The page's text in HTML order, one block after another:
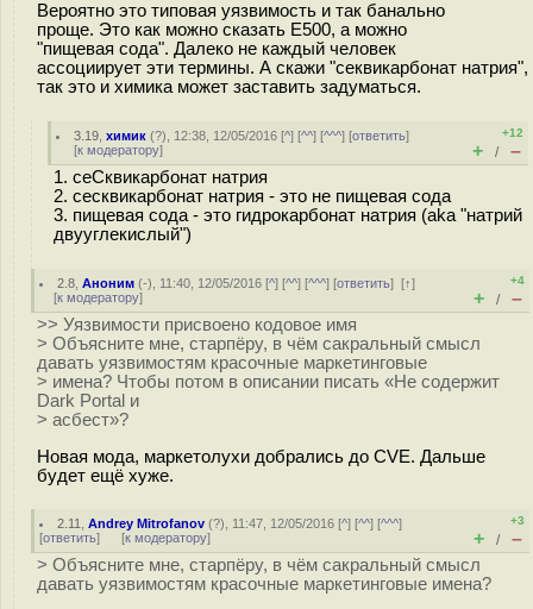
Вероятно это типовая уязвимость и так банально
проще. Это как можно сказать Е500, а можно
"пищевая сода". Далеко не каждый человек
ассоциирует эти термины. А скажи "секвикарбонат натрия",
так это и химика может заставить задуматься.
3.19 ,химик (?), 12:38, 12/05/2016 [^] [^^] [^^^] [ответить]
[к модератору]
+12
+ / –
1. сеСквикарбонат натрия
2. сесквикарбонат натрия - это не пищевая сода
3. пищевая сода - это гидрокарбонат натрия (aka "натрий
двууглекислый")
2.8 ,Аноним (-), 11:40, 12/05/2016 [^] [^^] [^^^] [ответить][↑]
[к модератору]
+4
+ / –
>> Уязвимости присвоено кодовое имя
> Объясните мне, старпёру, в чём сакральный смысл
давать уязвимостям красочные маркетинговые
> имена? Чтобы потом в описании писать «Не содержит
Dark Portal и
> асбест»?
Новая мода, маркетолухи добрались до CVE. Дальше
будет ещё хуже.
2.11 ,Andrey Mitrofanov (?), 11:47, 12/05/2016 [^] [^^] [^^^]
[ответить] [к модератору]
+3
+ / –
> Объясните мне, старпёру, в чём сакральный смысл
давать уязвимостям красочные маркетинговые имена?